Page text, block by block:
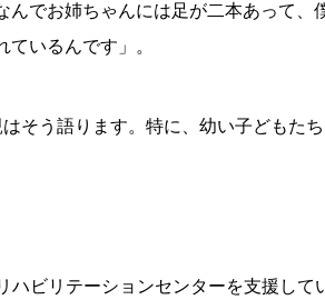
んでお姉ちゃんには足が二本あって
いるんです」。
そう語ります。特に、幼い子どもた
ハビリテーションセンターを支援し